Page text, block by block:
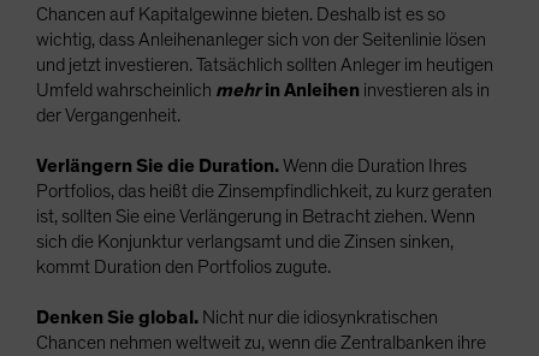
Chancen auf Kapitalgewinne bieten. Deshalb ist es so
wichtig, dass Anleihenanleger sich von der Seitenlinie lösen
und jetzt investieren. Tatsächlich sollten Anleger im heutigen
Umfeld wahrscheinlich mehrin Anleihen investieren als in
der Vergangenheit.
Verlängern Sie die Duration.Wenn die Duration Ihres
Portfolios, das heißt die Zinsempfindlichkeit, zu kurz geraten
ist, sollten Sie eine Verlängerung in Betracht ziehen. Wenn
sich die Konjunktur verlangsamt und die Zinsen sinken,
kommt Duration den Portfolios zugute.
Denken Sie global. Nicht nur die idiosynkratischen
Chancen nehmen weltweit zu, wenn die Zentralbanken ihre